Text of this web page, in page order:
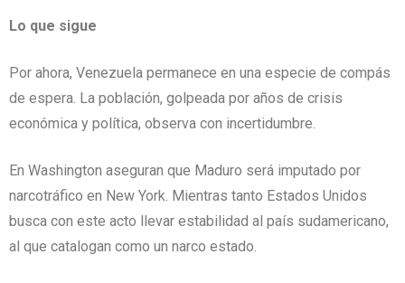
Lo que sigue
Por ahora, Venezuela permanece en una especie de compás
de espera. La población, golpeada por años de crisis
económica y política, observa con incertidumbre.
En Washington aseguran que Maduro será imputado por
narcotráfico en New York. Mientras tanto Estados Unidos
busca con este acto llevar estabilidad al país sudamericano,
al que catalogan como un narco estado.